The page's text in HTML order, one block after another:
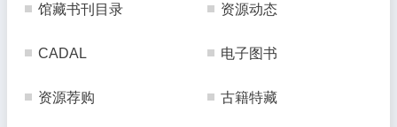
馆藏书刊目录 资源动态
CADAL 电子图书
资源荐购 古籍特藏